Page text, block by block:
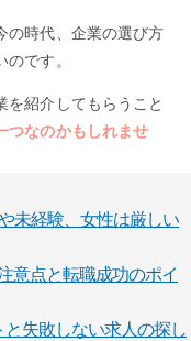
の時代、企業の選び方
です。
を紹介してもらうこと
つなのかもしれませ
未経験、女性は厳しい
意点と転職成功のポイ
失敗しない求人の探し